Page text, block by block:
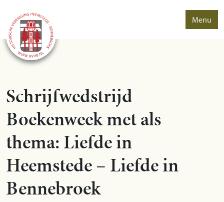
Menu
Schrijfwedstrijd
Boekenweek met als
thema: Liefde in
Heemstede – Liefde in
Bennebroek